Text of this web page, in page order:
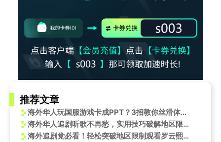
推荐文章
海外华人玩国服游戏卡成PPT？3招教你丝滑体验云顶之弈S15新赛季
海外华人追剧听歌不再愁，实用技巧破解地区限制轻松看国内节目
海外追剧党必看！轻松突破地区限制观看罗云熙最新动态的实用技巧